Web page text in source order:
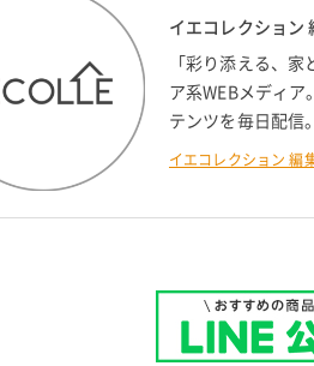
イエコレクション
「彩り添える、
ア系WEBメディ
テンツを毎日配信
イエコレクション 編